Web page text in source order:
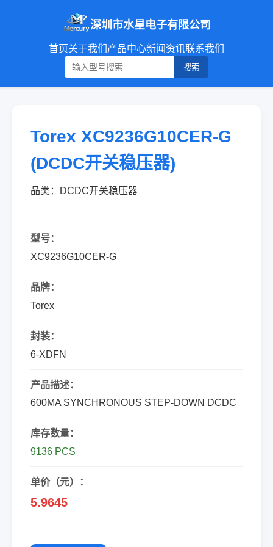
深圳市水星电子有限公司
首页关于我们 产品中心新闻资讯联系我们
搜索
Torex XC9236G10CER-G
(DCDC开关稳压器)
品类：DCDC开关稳压器
型号：
XC9236G10CER-G
品牌：
Torex
封装：
6-XDFN
产品描述：
600MA SYNCHRONOUS STEP-DOWN DCDC
库存数量：
9136 PCS
单价（元）：
5.9645